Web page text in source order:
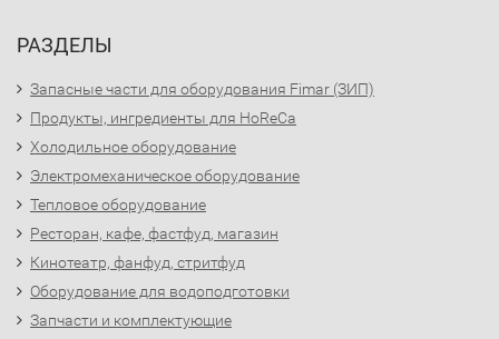
РАЗДЕЛЫ
Запасные части для оборудования Fimar (ЗИП)
Продукты, ингредиенты для HoReCa
Холодильное оборудование
Электромеханическое оборудование
Тепловое оборудование
Ресторан, кафе, фастфуд, магазин
Кинотеатр, фанфуд, стритфуд
Оборудование для водоподготовки
Запчасти и комплектующие